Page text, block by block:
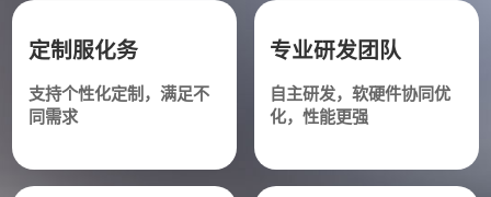
定制服化务
支持个性化定制，满足不
同需求
专业研发团队
自主研发，软硬件协同优
化，性能更强